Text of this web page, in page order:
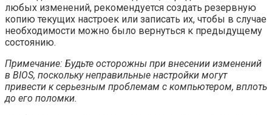
любых изменений, рекомендуется создать резервную
копию текущих настроек или записать их, чтобы в случае
необходимости можно было вернуться к предыдущему
состоянию.
Примечание: Будьте осторожны при внесении изменений
в BIOS, поскольку неправильные настройки могут
привести к серьезным проблемам с компьютером, вплоть
до его поломки.